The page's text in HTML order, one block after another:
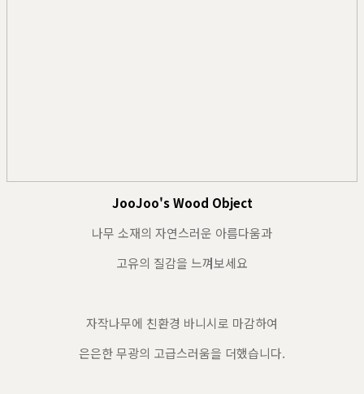
JooJoo's Wood Object
나무 소재의 자연스러운 아름다움과
고유의 질감을 느껴보세요
자작나무에 친환경 바니시로 마감하여
은은한 무광의 고급스러움을 더했습니다.